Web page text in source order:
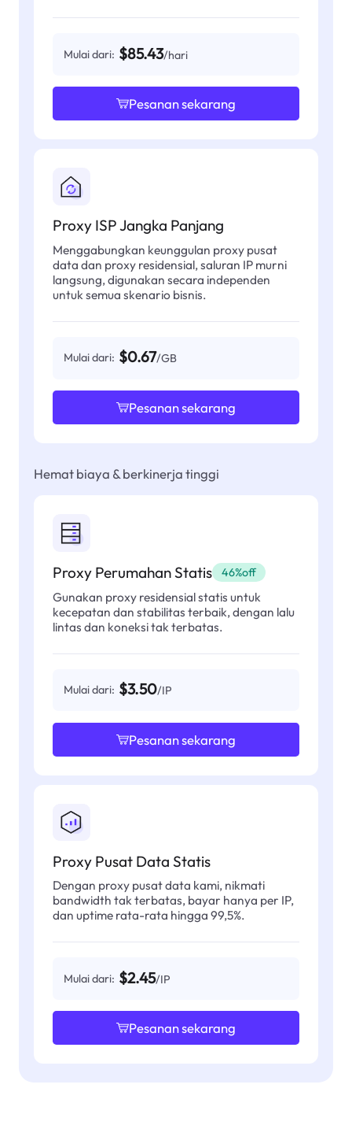
Mulai dari: $85.43/hari
Pesanan sekarang
Proxy ISP Jangka Panjang
Menggabungkan keunggulan proxy pusat
data dan proxy residensial, saluran IP murni
langsung, digunakan secara independen
untuk semua skenario bisnis.
Mulai dari: $0.67/GB
Pesanan sekarang
Hemat biaya & berkinerja tinggi
Proxy Perumahan Statis 46%off
Gunakan proxy residensial statis untuk
kecepatan dan stabilitas terbaik, dengan lalu
lintas dan koneksi tak terbatas.
Mulai dari: $3.50/IP
Pesanan sekarang
Proxy Pusat Data Statis
Dengan proxy pusat data kami, nikmati
bandwidth tak terbatas, bayar hanya per IP,
dan uptime rata-rata hingga 99,5%.
Mulai dari: $2.45/IP
Pesanan sekarang